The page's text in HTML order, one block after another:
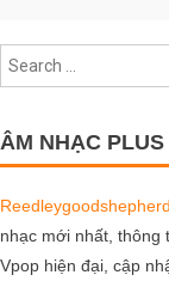
ÂM NHẠC PLUS
nhạc mới nhất, thông
Vpop hiện đại, cập